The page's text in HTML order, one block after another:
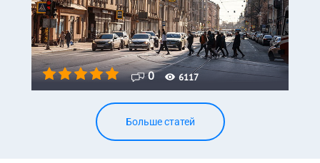
0 6117
Больше статей